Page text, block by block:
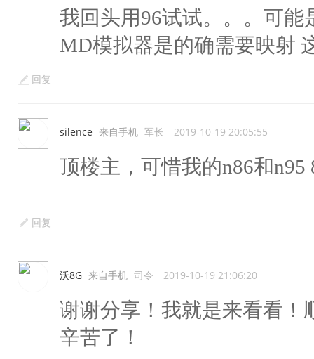
我回头用96试试。。。可能
MD模拟器是的确需要映射
回复
silence 来自手机 军长 2019-10-19 20:05:55
顶楼主，可惜我的n86和n95
回复
沃8G 来自手机 司令 2019-10-19 21:06:20
谢谢分享！我就是来看看！
辛苦了！